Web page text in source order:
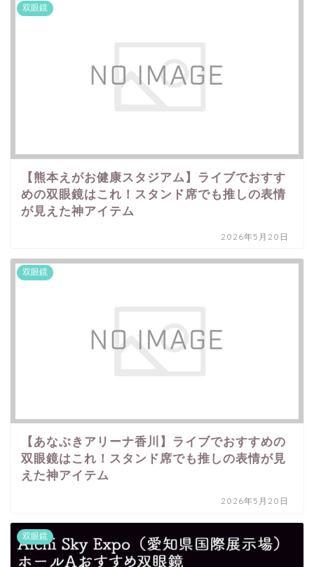
双眼鏡
【熊本えがお健康スタジアム】ライブでおすす
めの双眼鏡はこれ！スタンド席でも推しの表情
が見えた神アイテム
2026年5月20日
双眼鏡
【あなぶきアリーナ香川】ライブでおすすめの
双眼鏡はこれ！スタンド席でも推しの表情が見
えた神アイテム
2026年5月20日
双眼鏡